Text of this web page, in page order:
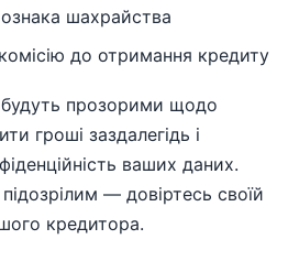
шахрайства
до отримання кредиту
прозорими щодо
гроші заздалегідь і
ваших даних.
— довіртесь своїй
кредитора.